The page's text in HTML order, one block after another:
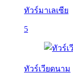
ทัวร์มาเลเซีย
5
ทัวร์เวียดนาม